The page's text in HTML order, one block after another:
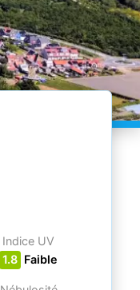
Indice UV
1.8 Faible